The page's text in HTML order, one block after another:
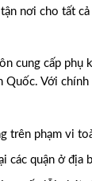
nơi cho tất
cung cấp phụ
Quốc. Với
trên phạm vi
các quận ở địa